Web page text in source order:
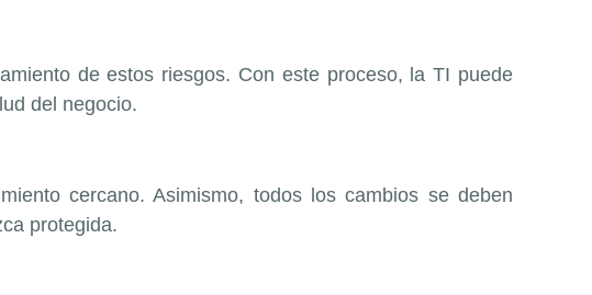
de estos riesgos. Con este proceso, la TI puede
del negocio.
cercano. Asimismo, todos los cambios se deben
protegida.